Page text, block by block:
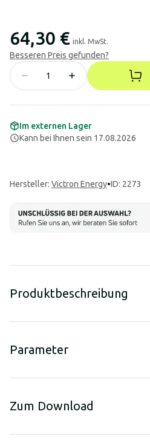
64,30 € inkl. MwSt.
Besseren Preis gefunden?
Im externen Lager
Kann bei Ihnen sein 17.08.2026
Hersteller: Victron Energy•ID: 2273
Produktbeschreibung
Parameter
Zum Download